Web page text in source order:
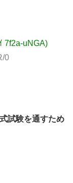
7f2a-uNGA)
0
試験を通すため